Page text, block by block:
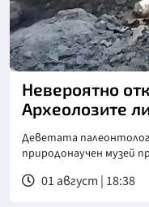
Невероятно
Археолозите
Деветата
природонаучен музей
01 август | 18:38